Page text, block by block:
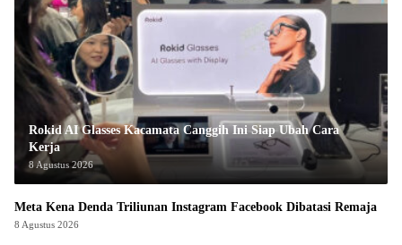
Rokid AI Glasses Kacamata Canggih Ini Siap Ubah Cara
Kerja
8 Agustus 2026
Meta Kena Denda Triliunan Instagram Facebook Dibatasi Remaja
8 Agustus 2026